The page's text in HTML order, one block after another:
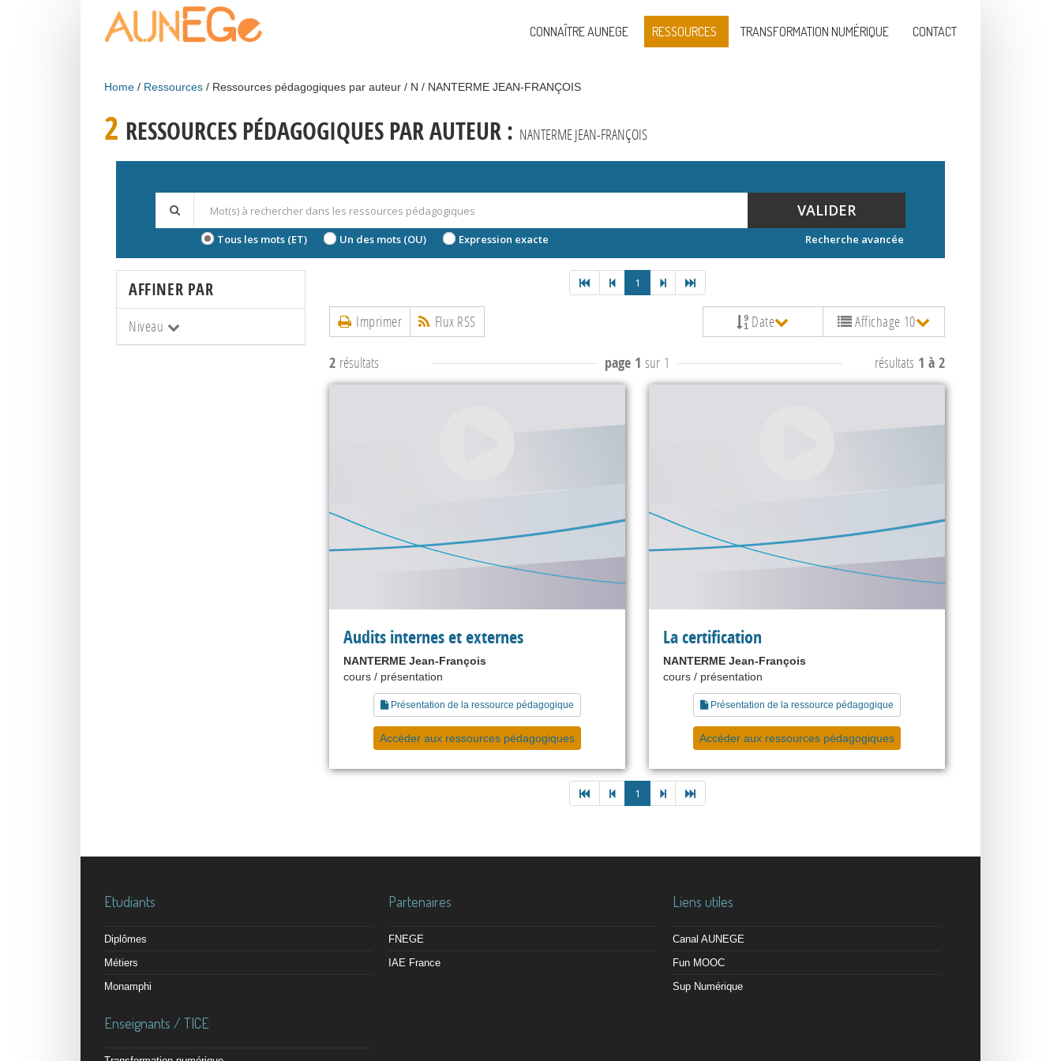
CONNAÎTRE AUNEGE RESSOURCES TRANSFORMATION NUMÉRIQUE CONTACT
Home Ressources Ressources pédagogiques par auteur N NANTERME JEAN-FRANÇOIS
2 RESSOURCES PÉDAGOGIQUES PAR AUTEUR : NANTERME JEAN-FRANÇOIS
VALIDER
Tous les mots (ET) Un des mots (OU) Expression exacte Recherche avancée
AFFINER PAR
Niveau
1
Imprimer Flux RSS Date Affichage 10
2 résultats page 1 sur 1 résultats 1 à 2
Audits internes et externes
NANTERME Jean-François
cours / présentation
Présentation de la ressource pédagogique
Accéder aux ressources pédagogiques
La certification
NANTERME Jean-François
cours / présentation
Présentation de la ressource pédagogique
Accéder aux ressources pédagogiques
1
Etudiants
Diplômes
Métiers
Monamphi
Enseignants / TICE
Partenaires
FNEGE
IAE France
Liens utiles
Canal AUNEGE
Fun MOOC
Sup Numérique